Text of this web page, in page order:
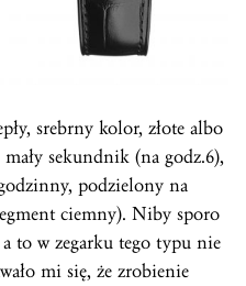
srebrny kolor, złote albo
sekundnik (na godz.6),
podzielony na
ciemny). Niby sporo
to w zegarku tego typu nie
mi się, że zrobienie